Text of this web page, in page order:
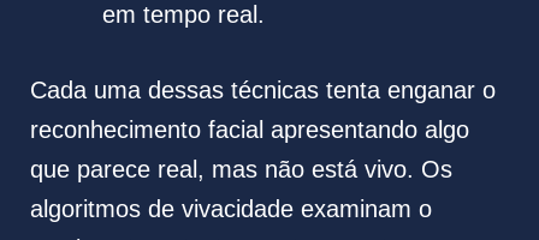
em tempo real.
Cada uma dessas técnicas tenta enganar o
reconhecimento facial apresentando algo
que parece real, mas não está vivo. Os
algoritmos de vivacidade examinam o